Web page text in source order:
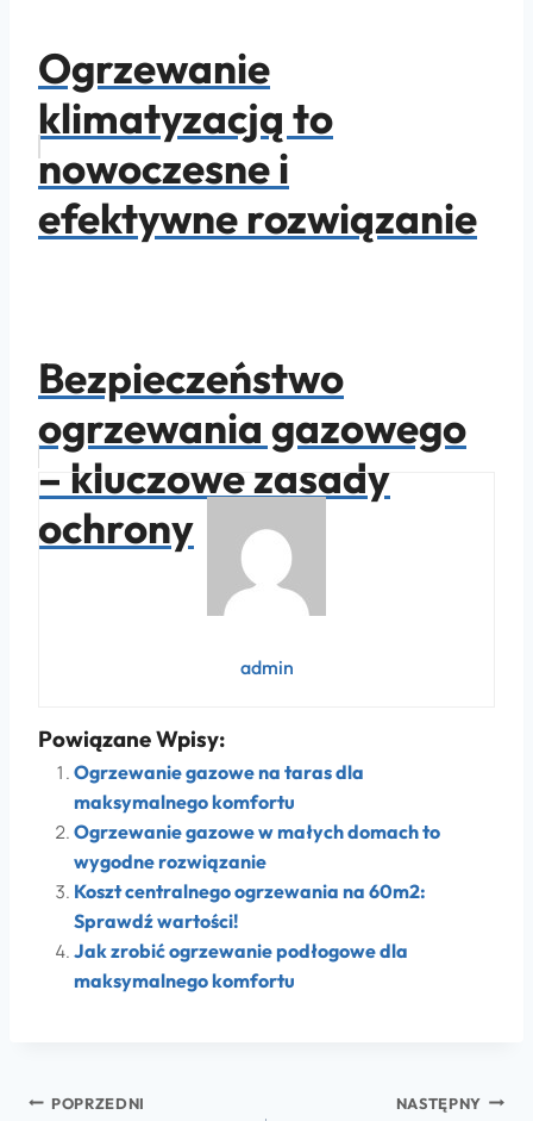
Ogrzewanie
klimatyzacją to
nowoczesne i
efektywne rozwiązanie
Bezpieczeństwo
ogrzewania gazowego
– kluczowe zasady
ochrony
admin
Powiązane Wpisy:
Ogrzewanie gazowe na taras dla
maksymalnego komfortu
Ogrzewanie gazowe w małych domach to
wygodne rozwiązanie
Koszt centralnego ogrzewania na 60m2:
Sprawdź wartości!
Jak zrobić ogrzewanie podłogowe dla
maksymalnego komfortu
POPRZEDNI NASTĘPNY